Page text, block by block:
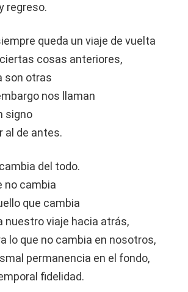
regreso.
queda un viaje de vuelta
cosas anteriores,
son otras
nos llaman
signo
al de antes.
del todo.
no cambia
que cambia
nuestro viaje hacia atrás,
lo que no cambia en nosotros,
permanencia en el fondo,
fidelidad.